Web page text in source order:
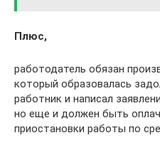
Плюс,
работодатель обязан
который образовалась
работник и написал
но еще и должен быть
приостановки работы по